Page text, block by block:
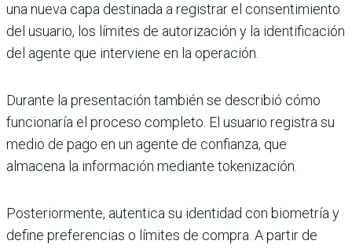
una nueva capa destinada a registrar el consentimiento
del usuario, los límites de autorización y la identificación
del agente que interviene en la operación.
Durante la presentación también se describió cómo
funcionaría el proceso completo. El usuario registra su
medio de pago en un agente de confianza, que
almacena la información mediante tokenización.
Posteriormente, autentica su identidad con biometría y
define preferencias o límites de compra. A partir de